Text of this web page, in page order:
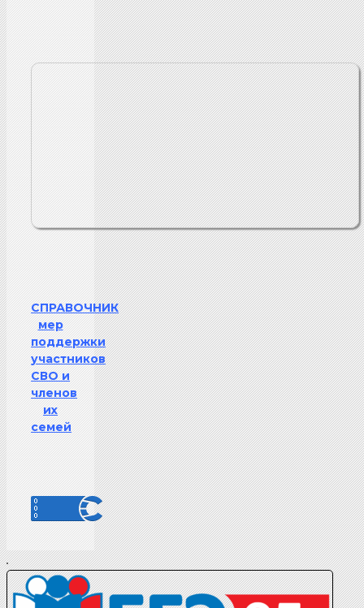
СПРАВОЧНИК
мер
поддержки
участников
СВО и
членов
их
семей